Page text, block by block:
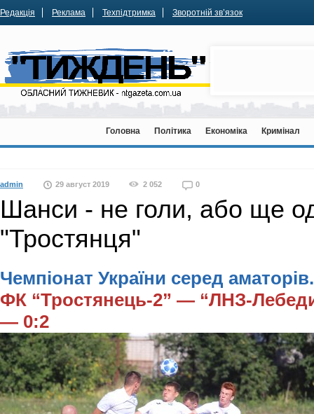
Редакція Реклама Техпідтримка Зворотній зв’язок
Головна Політика Економіка Кримінал
admin 29 август 2019 2 052 0
Шанси - не голи, або ще
"Тростянця"
Чемпіонат України серед аматорів.
ФК “Тростянець-2” — “ЛНЗ-
— 0:2